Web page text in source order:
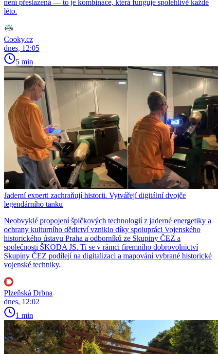
není přeslazená — to je kombinace, která funguje spolehlivě každé
léto.
Cooky.cz
dnes, 12:05
5 min
Jaderní experti zachraňují historii. Vytvářejí digitální dvojče
legendárního tanku
Neobvyklé propojení špičkových technologií z jaderné energetiky a
ochrany kulturního dědictví vzniklo díky spolupráci Vojenského
historického ústavu Praha a odborníků ze Skupiny ČEZ a
společnosti ŠKODA JS. Ti se v rámci firemního dobrovolnictví
Skupiny ČEZ podílejí na digitalizaci a mapování vybrané historické
vojenské techniky.
Plzeňská Drbna
dnes, 12:02
1 min